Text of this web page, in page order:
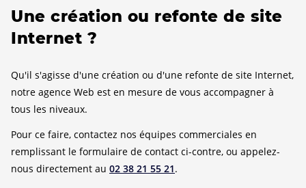
Une création ou refonte de site
Internet ?
Qu'il s'agisse d'une création ou d'une refonte de site Internet,
notre agence Web est en mesure de vous accompagner à
tous les niveaux.
Pour ce faire, contactez nos équipes commerciales en
remplissant le formulaire de contact ci-contre, ou appelez-
nous directement au 02 38 21 55 21.